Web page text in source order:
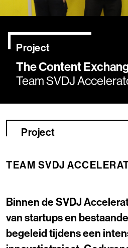
The Content
Team SVDJ
Project
Project
TEAM SVDJ
Binnen de SVDJ
van startups en
begeleid tijdens een